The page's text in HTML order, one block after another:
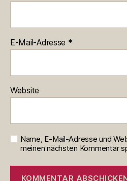
E-Mail-Adresse *
Website
Name, E-Mail-Adresse und
meinen nächsten Kommentar